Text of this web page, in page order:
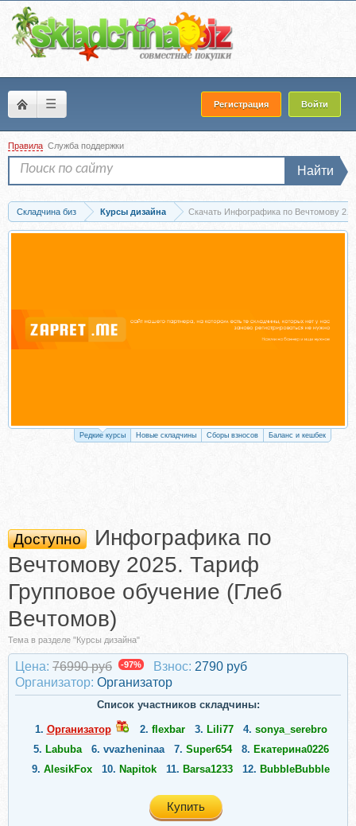
☰ Регистрация Войти
Правила Служба поддержки
Найти
Складчина биз Курсы дизайна Скачать Инфографика по Вечтомову
Редкие курсы Новые складчины Сборы взносов Баланс и кешбек
Доступно
Инфографика по
Вечтомову 2025. Тариф
Групповое обучение (Глеб
Вечтомов)
Тема в разделе "Курсы дизайна"
Цена: 76990 руб -97% Взнос: 2790 руб
Организатор: Организатор
Список участников складчины:
1. Организатор 2. flexbar 3. Lili77 4. sonya_serebro
5. Labuba 6. vvazheninaa 7. Super654 8. Екатерина0226
9. AlesikFox 10. Napitok 11. Barsa1233 12. BubbleBubble
Купить